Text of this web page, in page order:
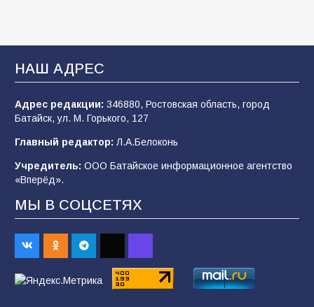
В Батайске продолжаются дорожные работы
101 04.08.2026
после выборов: в Госдуме дали ответ
99 06.08.2026
«Слухами Москву не возьмёшь»: почему
заявления Киева о мобилизации — это
отчаяние, а не разведка
02.08.2026
НАШ АДРЕС
Адрес редакции: 346880, Ростовская область, город
Батайск, ул. М. Горького, 127
Главный редактор: Л.А.Белоконь
Учредитель: ООО Батайское информационное агентство
«Вперёд».
МЫ В СОЦСЕТЯХ